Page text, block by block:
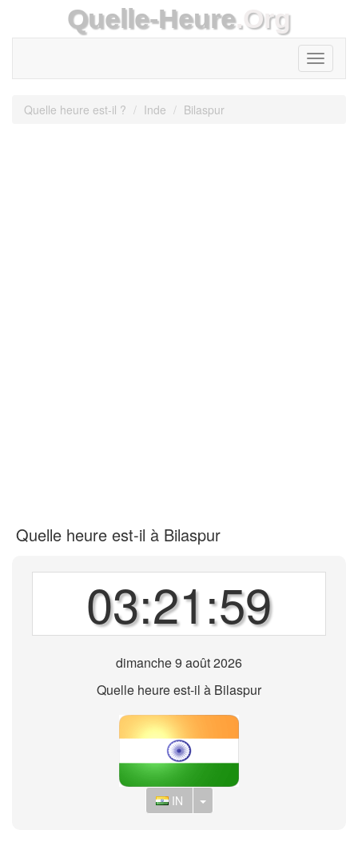
Quelle-Heure.Org
Toggle
Quelle heure est-il ? Inde Bilaspur
Quelle heure est-il à Bilaspur
03:21:59
dimanche 9 août 2026
Quelle heure est-il à Bilaspur
IN Toggle Dropdown